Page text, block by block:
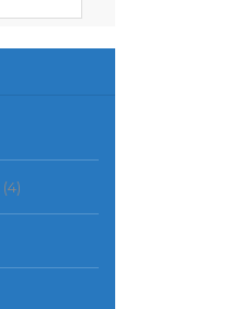
(4)